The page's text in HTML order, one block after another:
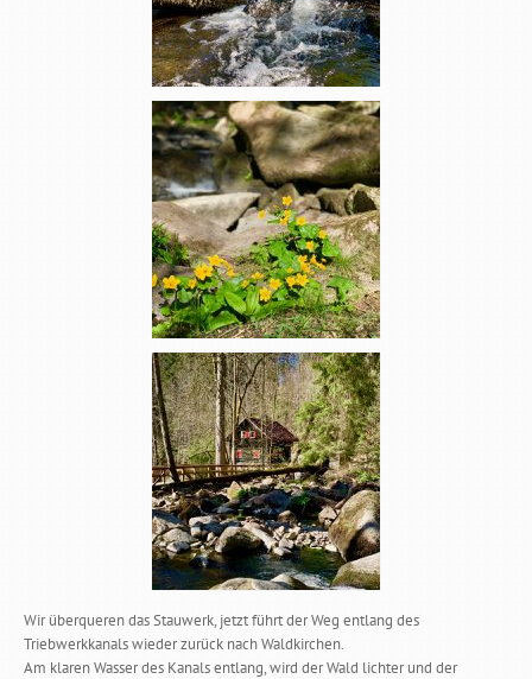
Wir überqueren das Stauwerk, jetzt führt der Weg entlang des
Triebwerkkanals wieder zurück nach Waldkirchen.
Am klaren Wasser des Kanals entlang, wird der Wald lichter und der